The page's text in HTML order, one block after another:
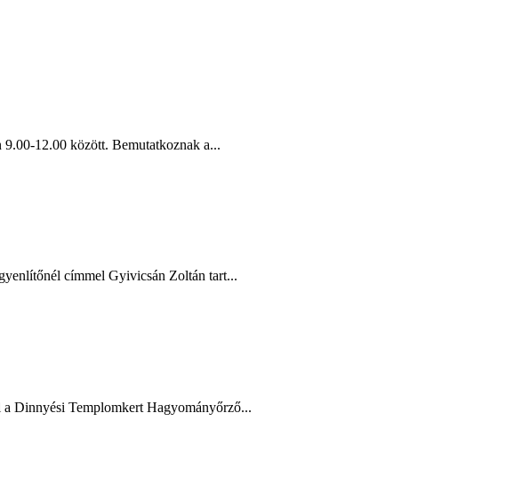
12.00 között. Bemutatkoznak a...
címmel Gyivicsán Zoltán tart...
Dinnyési Templomkert Hagyományőrző...